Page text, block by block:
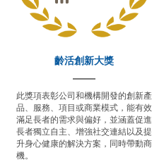
齡活創新大獎
此獎項表彰公司和機構開發的創新產
品、服務、項目或商業模式，能有效
滿足長者的需求與偏好，並涵蓋促進
長者獨立自主、增強社交連結以及提
升身心健康的解決方案，同時帶動商
機。